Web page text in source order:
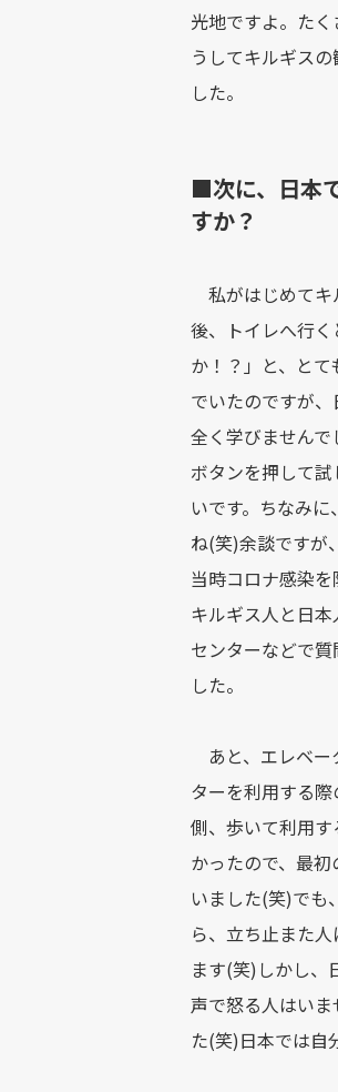
光地ですよ。た
うしてキルギス
した。
■次に、日本
すか？
私がはじめてキ
後、トイレへ行
か！？」と、と
でいたのですが
全く学びません
ボタンを押して
いです。ちなみ
ね(笑)余談ですが
当時コロナ感染
キルギス人と日
センターなどで
した。
あと、エレベー
ターを利用する
側、歩いて利用
かったので、最
いました(笑)でも
ら、立ち止また
ます(笑)しかし、
声で怒る人はい
た(笑)日本では自